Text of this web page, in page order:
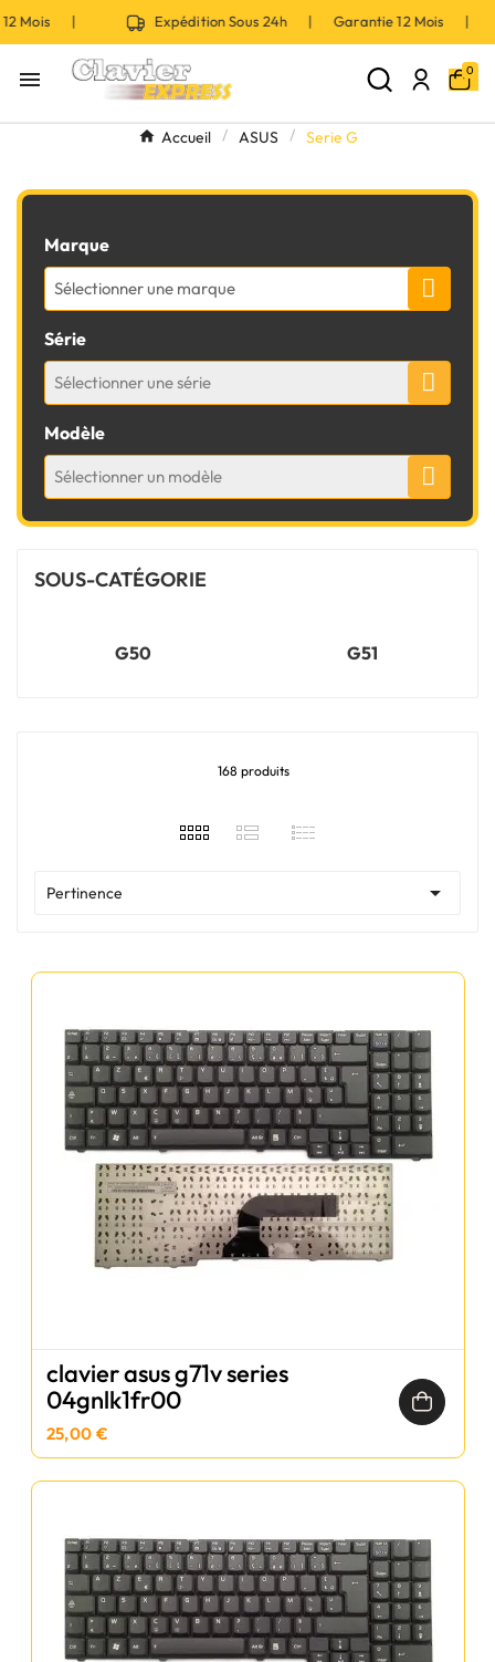
| Expédition Sous 24h | Garantie 12 Mois |
 0
Accueil ASUS Serie G
Marque
Sélectionner une marque
Série
Sélectionner une série
Modèle
Sélectionner un modèle
SOUS-CATÉGORIE
G50 G51
168 produits
Pertinence 
clavier asus g71v series
04gnlk1fr00
25,00 €